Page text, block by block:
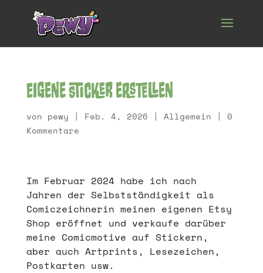
Eigene Sticker erstellen
von pewy | Feb. 4, 2026 | Allgemein | 0
Kommentare
Im Februar 2024 habe ich nach
Jahren der Selbstständigkeit als
Comiczeichnerin meinen eigenen Etsy
Shop eröffnet und verkaufe darüber
meine Comicmotive auf Stickern,
aber auch Artprints, Lesezeichen,
Postkarten usw.